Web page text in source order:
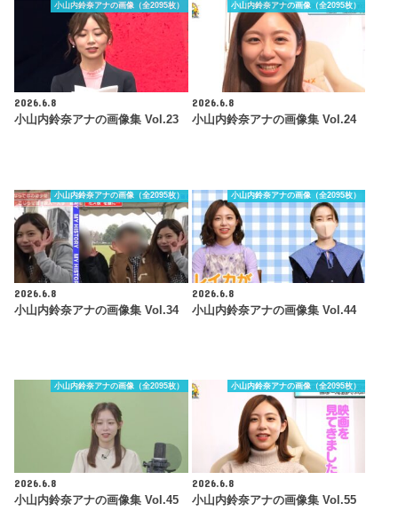
小山内鈴奈アナの画像（全2095枚）
2026.6.8
小山内鈴奈アナの画像集 Vol.23
小山内鈴奈アナの画像（全2095枚）
2026.6.8
小山内鈴奈アナの画像集 Vol.24
小山内鈴奈アナの画像（全2095枚）
2026.6.8
小山内鈴奈アナの画像集 Vol.34
小山内鈴奈アナの画像（全2095枚）
2026.6.8
小山内鈴奈アナの画像集 Vol.44
小山内鈴奈アナの画像（全2095枚）
2026.6.8
小山内鈴奈アナの画像集 Vol.45
小山内鈴奈アナの画像（全2095枚）
2026.6.8
小山内鈴奈アナの画像集 Vol.55